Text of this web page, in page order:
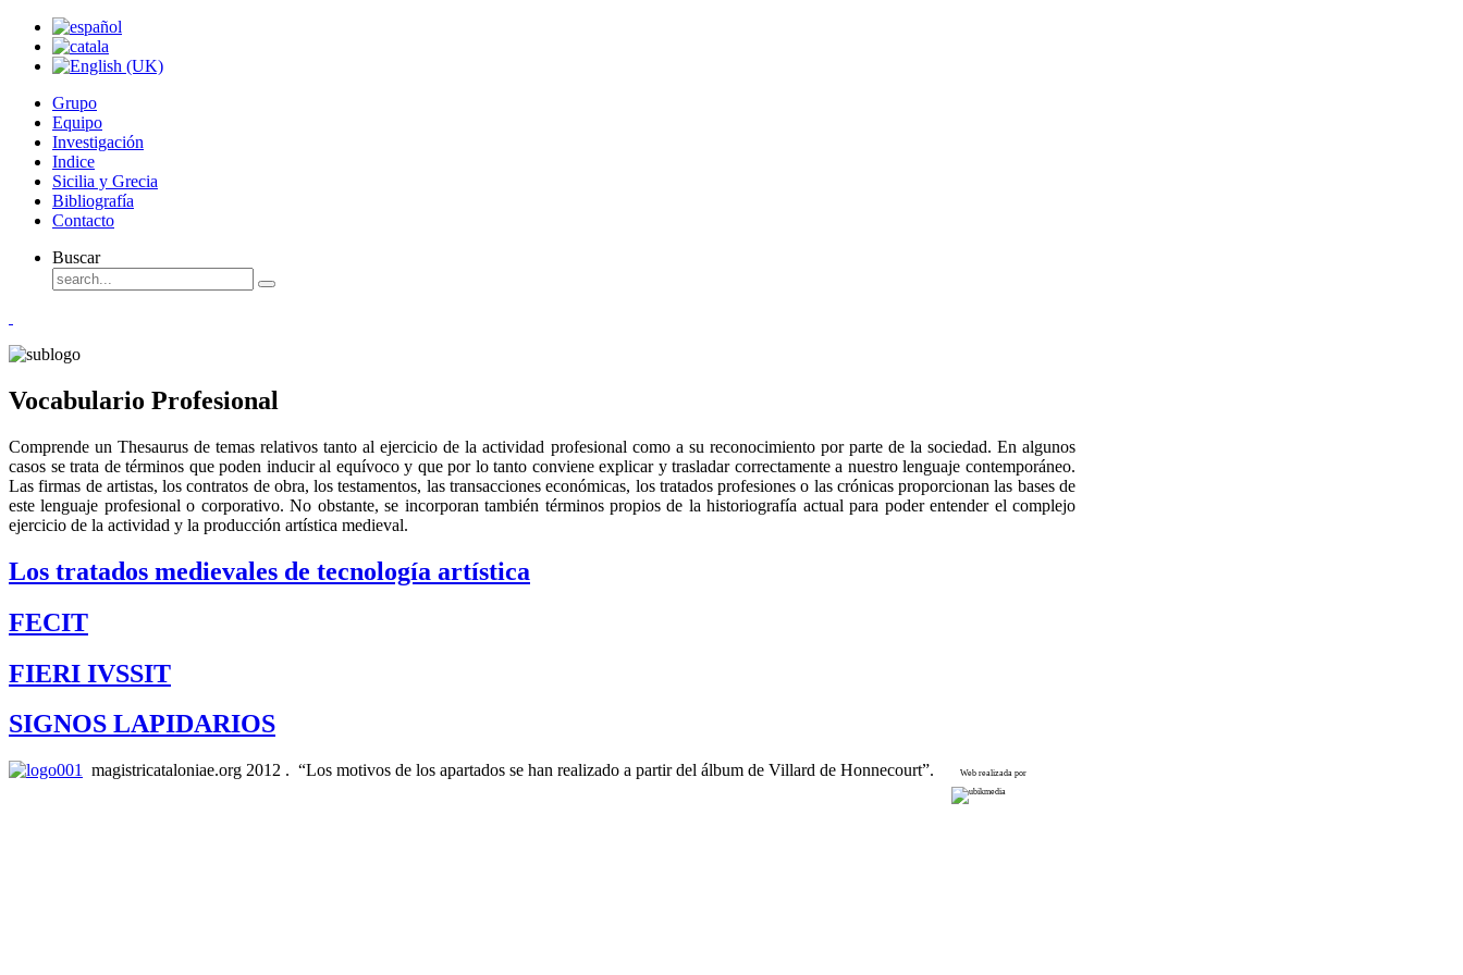
Grupo
Equipo
Investigación
Indice
Sicilia y Grecia
Bibliografía
Contacto
Buscar
Vocabulario Profesional
Comprende un Thesaurus de temas relativos tanto al ejercicio de la actividad profesional como a su reconocimiento por parte de la sociedad. En algunos
casos se trata de términos que poden inducir al equívoco y que por lo tanto conviene explicar y trasladar correctamente a nuestro lenguaje contemporáneo.
Las firmas de artistas, los contratos de obra, los testamentos, las transacciones económicas, los tratados profesiones o las crónicas proporcionan las bases de
este lenguaje profesional o corporativo. No obstante, se incorporan también términos propios de la historiografía actual para poder entender el complejo
ejercicio de la actividad y la producción artística medieval.
Los tratados medievales de tecnología artística
FECIT
FIERI IVSSIT
SIGNOS LAPIDARIOS
magistricataloniae.org 2012 . “Los motivos de los apartados se han realizado a partir del álbum de Villard de Honnecourt”. Web realizada por